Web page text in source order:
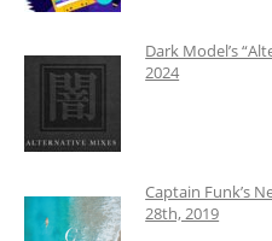
Dark Model’s
2024
Captain Funk’s
28th, 2019